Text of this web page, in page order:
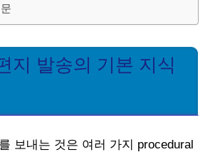
지 발송의 기본 지식
보내는 것은 여러 가지 procedural